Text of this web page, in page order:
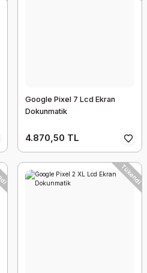
Google Pixel 7 Lcd Ekran
Dokunmatik
4.870,50 TL
Tükendi